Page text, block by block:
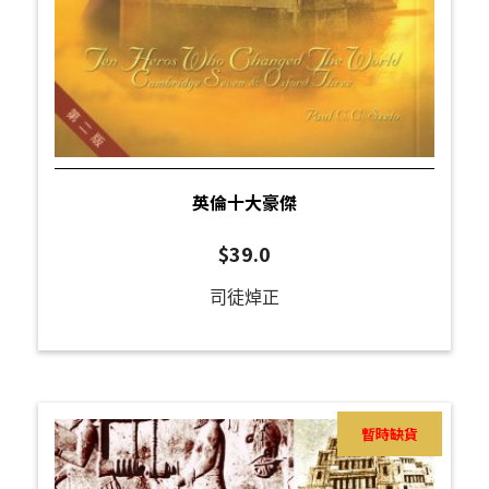
英倫十大豪傑
$39.0
司徒焯正
暫時缺貨